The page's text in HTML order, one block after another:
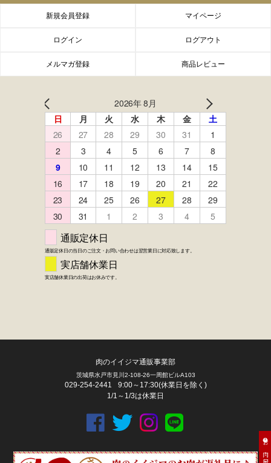
FACEBOOK twitter instagram LINE
新規会員登録 マイページ
ログイン ログアウト
メルマガ登録 商品レビュー
肉のイイジマ通販事業部
茨城県水戸市見川2-108-26一周館ビルA103
029-254-2441
9:00～17:30(休業日を除く)
1/1～1/3は休業日